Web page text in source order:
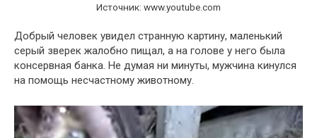
Источник: www.youtube.com
Добрый человек увидел странную картину, маленький
серый зверек жалобно пищал, а на голове у него была
консервная банка. Не думая ни минуты, мужчина кинулся
на помощь несчастному животному.